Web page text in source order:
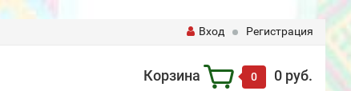
Вход Регистрация
Корзина 0 0 руб.